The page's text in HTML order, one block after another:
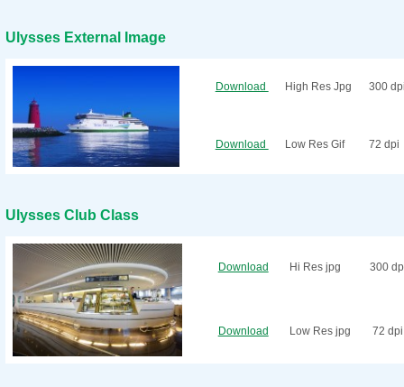
Ulysses External Image
Download High Res Jpg 300
Download Low Res Gif 72 dpi
Ulysses Club Class
Download Hi Res jpg 300
Download Low Res jpg 72 dpi